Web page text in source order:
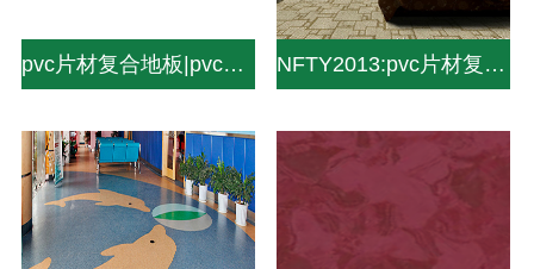
pvc片材复合地板|pvc片材|pvc片材地板公司-江苏南方pvc塑胶地板 NFTY2013:pvc片材复合地板|pvc片材|pvc片材地板公司-中山南方pvc塑胶地板